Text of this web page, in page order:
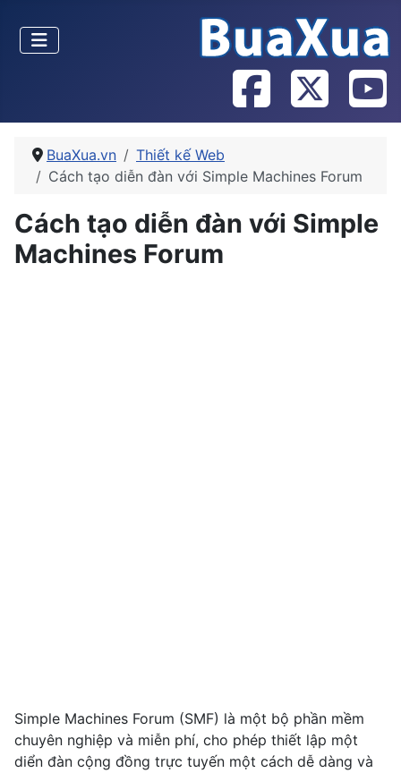
BuaXua.vn
Thiết kế Web
Cách tạo diễn đàn với Simple Machines Forum
Cách tạo diễn đàn với Simple
Machines Forum
Simple Machines Forum (SMF) là một bộ phần mềm
chuyên nghiệp và miễn phí, cho phép thiết lập một
diển đàn cộng đồng trực tuyến một cách dễ dàng và